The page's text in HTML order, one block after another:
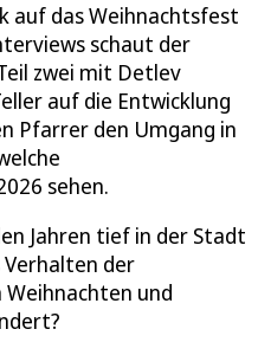
auf das Weihnachtsfest
schaut der
zwei mit Detlev
auf die Entwicklung
Pfarrer den Umgang in
sehen.
Jahren tief in der Stadt
der
und